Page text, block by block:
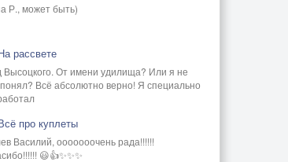
Р., может быть)
рассвете
Высоцкого. От имени удилища? Или я не
Всё абсолютно верно! Я специально
про куплеты
Василий, ооооооочень рада!!!!!!
😃👍✨✨✨